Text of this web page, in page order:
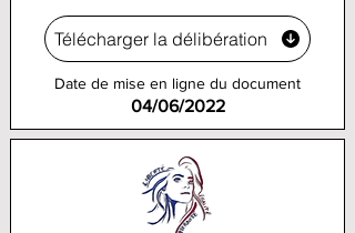
Télécharger la délibération
Date de mise en ligne du document
04/06/2022